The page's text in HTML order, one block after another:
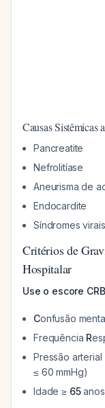
Causas Sistêmicas
Pancreatite
Nefrolitíase
Aneurisma de
Endocardite
Síndromes
Critérios de
Hospitalar
Use o escore
Confusão
Frequência R
Pressão arterial
≤ 60 mmHg)
Idade ≥ 65anos